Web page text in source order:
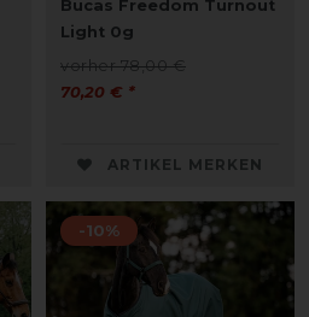
Bucas Freedom Turnout
Light 0g
vorher 78,00 €
70,20 € *
ARTIKEL MERKEN
-10%